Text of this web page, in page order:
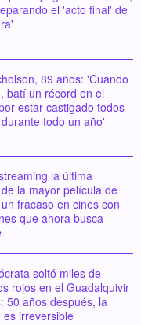
el 'acto final' de
89 años: 'Cuando
batí un récord en el
estar castigado todos
todo un año'
la última
la mayor película de
fracaso en cines con
que ahora busca
soltó miles de
rojos en el Guadalquivir
50 años después, la
es irreversible